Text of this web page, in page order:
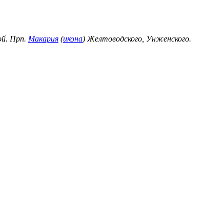
Прп. Макария (икона) Желтоводского, Унженского.